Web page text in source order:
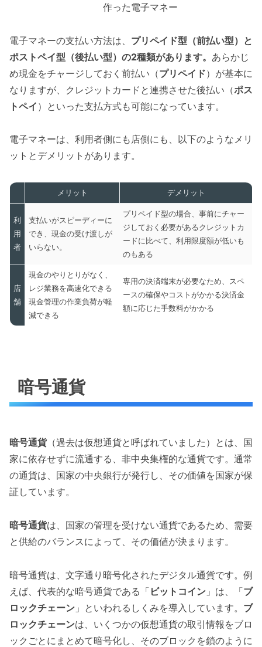
作った電子マネー
電子マネーの支払い方法は、 プリペイド型（前払い型）と
ポストペイ型（後払い型）の2種類があります。 あらかじ
め現金をチャージしておく前払い（プリペイド）が基本に
なりますが、クレジットカードと連携させた後払い（ポス
トペイ ）といった支払方式も可能になっています。
電子マネーは、利用者側にも店側にも、以下のようなメリ
ットとデメリットがあります。
メリット デメリット
利
用
者
支払いがスピーディーに
でき、現金の受け渡しが
いらない。
プリペイド型の場合、事前にチャー
ジしておく必要があるクレジットカ
ードに比べて、利用限度額が低いも
のもある
店
舗
現金のやりとりがなく、
レジ業務を高速化できる
現金管理の作業負荷が軽
減できる
専用の決済端末が必要なため、スペ
ースの確保やコストがかかる決済金
額に応じた手数料がかかる
暗号通貨
暗号通貨（過去は仮想通貨と呼ばれていました）とは、国
家に依存せずに流通する、非中央集権的な通貨です。通常
の通貨は、国家の中央銀行が発行し、その価値を国家が保
証しています。
暗号通貨は、国家の管理を受けない通貨であるため、需要
と供給のバランスによって、その価値が決まります。
暗号通貨は、文字通り暗号化されたデジタル通貨です。例
えば、代表的な暗号通貨である「 ビットコイン 」は、「ブ
ロックチェーン 」といわれるしくみを導入しています。 ブ
ロックチェーンは、いくつかの仮想通貨の取引情報をブロ
ックごとにまとめて暗号化し、そのブロックを鎖のように